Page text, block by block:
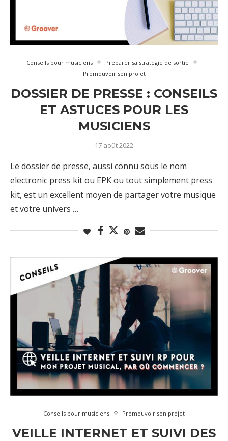
Conseils pour musiciens
Préparer sa stratégie de sortie
Promouvoir son projet
DOSSIER DE PRESSE : CONSEILS
ET ASTUCES POUR LES
MUSICIENS
17 août 2022
Le dossier de presse, aussi connu sous le nom
electronic press kit ou EPK ou tout simplement press
kit, est un excellent moyen de partager votre musique
et votre univers …
Conseils pour musiciens Promouvoir son projet
VEILLE INTERNET ET SUIVI DES